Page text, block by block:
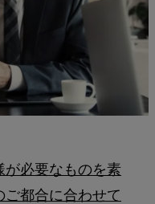
が必要なものを素
都合に合わせて